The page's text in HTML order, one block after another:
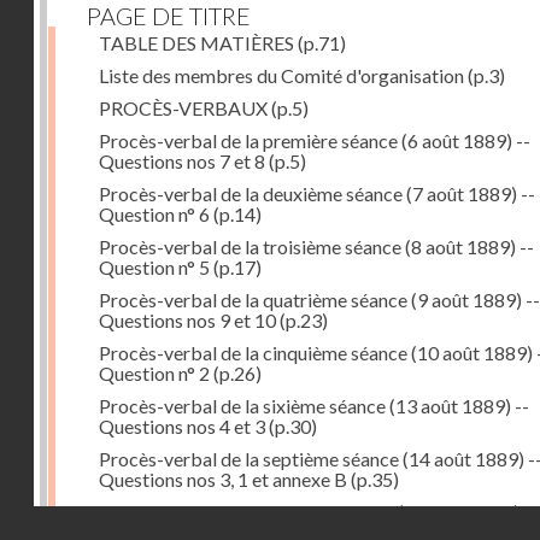
PAGE DE TITRE
TABLE DES MATIÈRES (p.71)
Liste des membres du Comité d'organisation(p.3)
PROCÈS-VERBAUX(p.5)
Procès-verbal de la première séance (6 août 1889) --
Questions nos 7 et 8 (p.5)
Procès-verbal de la deuxième séance (7 août 1889) --
Question n° 6 (p.14)
Procès-verbal de la troisième séance (8 août 1889) --
Question n° 5 (p.17)
Procès-verbal de la quatrième séance (9 août 1889) --
Questions nos 9 et 10(p.23)
Procès-verbal de la cinquième séance (10 août 1889)
Question n° 2 (p.26)
Procès-verbal de la sixième séance (13 août 1889) --
Questions nos 4 et 3(p.30)
Procès-verbal de la septième séance (14 août 1889)
Questions nos 3, 1 et annexe B (p.35)
Procès-verbal de la huitième séance (16 août 1889) --